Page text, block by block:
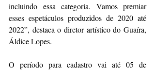
incluindo essa categoria. Vamos premiar
esses espetáculos produzidos de 2020 até
2022”, destaca o diretor artístico do Guaíra,
Áldice Lopes.
O período para cadastro vai até 05 de